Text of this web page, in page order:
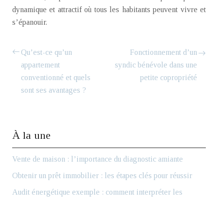
dynamique et attractif où tous les habitants peuvent vivre et
s’épanouir.
Qu’est-ce qu’un
appartement
conventionné et quels
sont ses avantages ?
Fonctionnement d’un
syndic bénévole dans une
petite copropriété
À la une
Vente de maison : l’importance du diagnostic amiante
Obtenir un prêt immobilier : les étapes clés pour réussir
Audit énergétique exemple : comment interpréter les